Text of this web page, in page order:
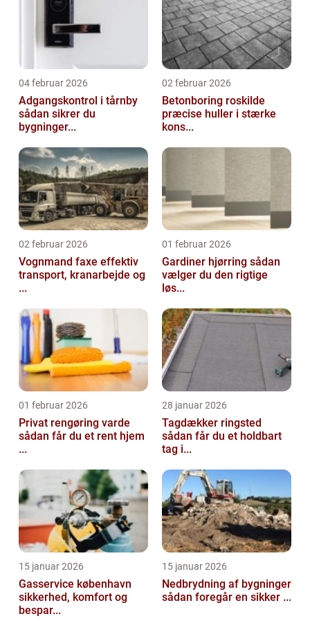
04 februar 2026
Adgangskontrol i tårnby
sådan sikrer du
bygninger...
02 februar 2026
Betonboring roskilde
præcise huller i stærke
kons...
02 februar 2026
Vognmand faxe effektiv
transport, kranarbejde og
...
01 februar 2026
Gardiner hjørring sådan
vælger du den rigtige
løs...
01 februar 2026
Privat rengøring varde
sådan får du et rent hjem
...
28 januar 2026
Tagdækker ringsted
sådan får du et holdbart
tag i...
15 januar 2026
Gasservice københavn
sikkerhed, komfort og
bespar...
15 januar 2026
Nedbrydning af bygninger
sådan foregår en sikker ...